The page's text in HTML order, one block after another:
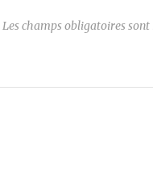
Les champs obligatoires sont